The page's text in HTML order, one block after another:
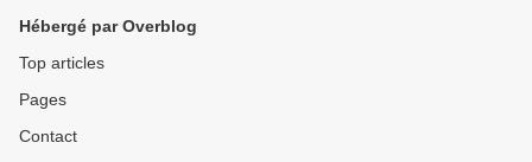
Hébergé par Overblog
Top articles
Pages
Contact